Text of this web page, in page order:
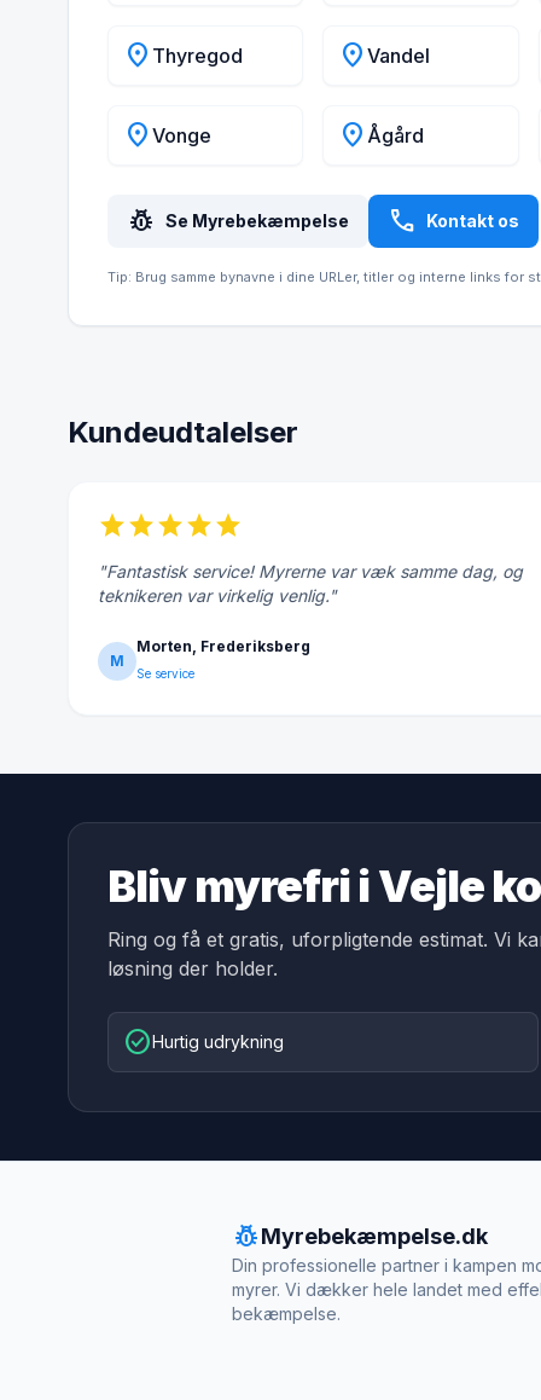
location_on Thyregod location_onVandel
location_on Vonge location_on Ågård
pest_control Se Myrebekæmpelse call Kontakt os
Tip: Brug samme bynavne i dine URLer, titler og interne links for
Kundeudtalelser
starstarstarstarstar
"Fantastisk service! Myrerne var væk samme dag, og
teknikeren var virkelig venlig."
M
Morten, Frederiksberg
Se service
Bliv myrefri i Vejle
Ring og få et gratis, uforpligtende estimat. Vi
løsning der holder.
check_circleHurtig udrykning
pest_controlMyrebekæmpelse.dk
Din professionelle partner i kampen
myrer. Vi dækker hele landet med
bekæmpelse.